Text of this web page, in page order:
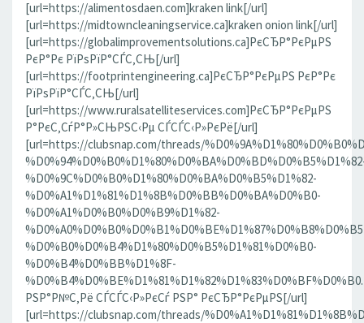
[url=https://alimentosdaen.com]kraken link[/url]
[url=https://midtowncleaningservice.ca]kraken onion link[/url]
[url=https://globalimprovementsolutions.ca]РєСЂР°РєРµРЅ
РєР°Рє РїРѕРїР°СЃС‚СЊ[/url]
[url=https://footprintengineering.ca]РєСЂР°РєРµРЅ РєР°Рє
РїРѕРїР°СЃС‚СЊ[/url]
[url=https://www.ruralsatelliteservices.com]РєСЂР°РєРµРЅ
Р°РєС‚СѓР°Р»СЊРЅС‹Рµ СЃСЃС‹Р»РєРё[/url]
[url=https://clubsnap.com/threads/
%D0%9C%D0%B0%D1%80%D0%BA%D0%B5%D1%82-
%D0%A1%D1%81%D1%8B%D0%BB%D0%BA%D0%B0-
%D0%A1%D0%B0%D0%B9%D1%82-
%D0%B0%D0%B4%D1%80%D0%B5%D1%81%D0%B0-
%D0%B4%D0%BB%D1%8F-
РЅР°Р№С‚Рё СЃСЃС‹Р»РєСѓ РЅР° РєСЂР°РєРµРЅ[/url]
[url=https://clubsnap.com/threads/